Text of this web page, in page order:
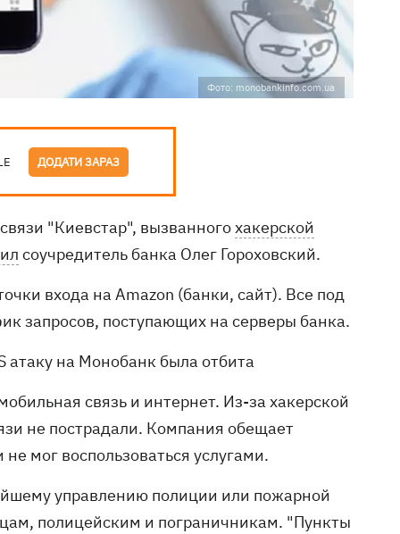
Фото: monobankinfo.com.ua
ДОДАТИ ЗАРАЗ
"Киевстар", вызванногохакерской
соучредитель банка Олег Гороховский.
входа на Amazon (банки, сайт). Все под
запросов, поступающих на серверы банка.
атаку на Монобанк была отбита
связь и интернет. Из-за хакерской
не пострадали. Компания обещает
мог воспользоваться услугами.
управлению полиции или пожарной
полицейским и пограничникам. "Пункты